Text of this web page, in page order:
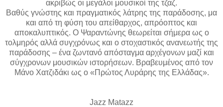
ακριβώς οι μεγάλοι μουσικοί της τζαζ.
Βαθύς γνώστης και πραγματικός λάτρης της παράδοσης, μα
και από τη φύση του απείθαρχος, απρόοπτος και
αποκαλυπτικός. Ο Ψαραντώνης θεωρείται σήμερα ως ο
τολμηρός αλλά συγχρόνως και ο στοχαστικός ανανεωτής της
παράδοσης – ένα ζωντανό απόσταγμα αρχέγονων μαζί και
σύγχρονων μουσικών ιστορήσεων. Βραβευμένος από τον
Μάνο Χατζιδάκι ως ο «Πρώτος Λυράρης της Ελλάδας».
Jazz Matazz